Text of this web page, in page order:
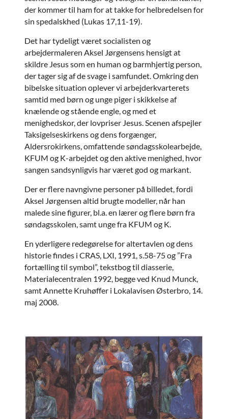
der kommer til ham for at takke for helbredelsen for
sin spedalskhed (Lukas 17,11-19).
Det har tydeligt været socialisten og
arbejdermaleren Aksel Jørgensens hensigt at
skildre Jesus som en human og barmhjertig person,
der tager sig af de svage i samfundet. Omkring den
bibelske situation oplever vi arbejderkvarterets
samtid med børn og unge piger i skikkelse af
knælende og stående engle, og med et
menighedskor, der lovpriser Jesus. Scenen afspejler
Taksigelseskirkens og dens forgænger,
Aldersrokirkens, omfattende søndagsskolearbejde,
KFUM og K-arbejdet og den aktive menighed, hvor
sangen sandsynligvis har været god og markant.
Der er flere navngivne personer på billedet, fordi
Aksel Jørgensen altid brugte modeller, når han
malede sine figurer, bl.a. en lærer og flere børn fra
søndagsskolen, samt unge fra KFUM og K.
En yderligere redegørelse for altertavlen og dens
historie findes i CRAS, LXI, 1991, s.58-75 og ”Fra
fortælling til symbol”, tekstbog til diasserie,
Materialecentralen 1992, begge ved Knud Munck,
samt Annette Kruhøffer i Lokalavisen Østerbro, 14.
maj 2008.